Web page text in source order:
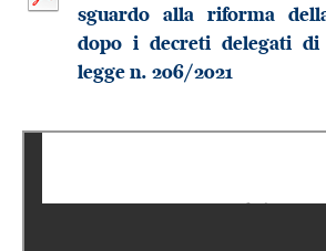
sguardo alla riforma
dopo i decreti delegati di
legge n. 206/2021